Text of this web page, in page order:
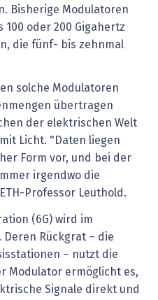
Bisherige Modulatoren
oder 200 Gigahertz
die fünf- bis zehnmal
solche Modulatoren
übertragen
der elektrischen Welt
Licht. "Daten liegen
Form vor, und bei der
irgendwo die
Professor Leuthold.
(6G) wird im
Rückgrat – die
– nutzt die
Modulator ermöglicht es,
Signale direkt und